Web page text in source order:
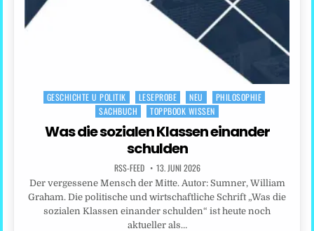
Posted
GESCHICHTE U POLITIK LESEPROBE NEU
PHILOSOPHIE
SACHBUCH
TOPPBOOK WISSEN
Was die sozialen Klassen einander
schulden
RSS-FEED 13. JUNI 2026
Der vergessene Mensch der Mitte. Autor: Sumner, William
Graham. Die politische und wirtschaftliche Schrift „Was die
sozialen Klassen einander schulden“ ist heute noch
aktueller als…